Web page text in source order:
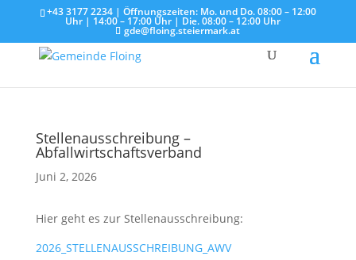
+43 3177 2234 | Öffnungszeiten: Mo. und Do. 08:00 – 12:00
Uhr | 14:00 – 17:00 Uhr | Die. 08:00 – 12:00 Uhr
gde@floing.steiermark.at
Stellenausschreibung –
Abfallwirtschaftsverband
Juni 2, 2026
Hier geht es zur Stellenausschreibung:
2026_STELLENAUSSCHREIBUNG_AWV